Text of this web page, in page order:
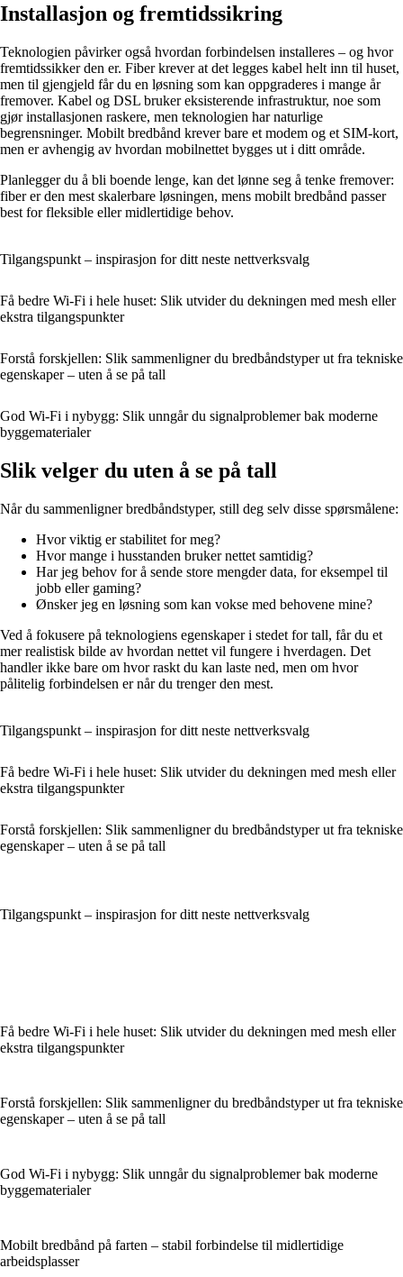
Installasjon og fremtidssikring
Teknologien påvirker også hvordan forbindelsen installeres – og hvor
fremtidssikker den er. Fiber krever at det legges kabel helt inn til huset,
men til gjengjeld får du en løsning som kan oppgraderes i mange år
fremover. Kabel og DSL bruker eksisterende infrastruktur, noe som
gjør installasjonen raskere, men teknologien har naturlige
begrensninger. Mobilt bredbånd krever bare et modem og et SIM-kort,
men er avhengig av hvordan mobilnettet bygges ut i ditt område.
Planlegger du å bli boende lenge, kan det lønne seg å tenke fremover:
fiber er den mest skalerbare løsningen, mens mobilt bredbånd passer
best for fleksible eller midlertidige behov.
Tilgangspunkt – inspirasjon for ditt neste nettverksvalg
Få bedre Wi‑Fi i hele huset: Slik utvider du dekningen med mesh eller
ekstra tilgangspunkter
Forstå forskjellen: Slik sammenligner du bredbåndstyper ut fra tekniske
egenskaper – uten å se på tall
God Wi‑Fi i nybygg: Slik unngår du signalproblemer bak moderne
byggematerialer
Slik velger du uten å se på tall
Når du sammenligner bredbåndstyper, still deg selv disse spørsmålene:
Hvor viktig er stabilitet for meg?
Hvor mange i husstanden bruker nettet samtidig?
Har jeg behov for å sende store mengder data, for eksempel til
jobb eller gaming?
Ønsker jeg en løsning som kan vokse med behovene mine?
Ved å fokusere på teknologiens egenskaper i stedet for tall, får du et
mer realistisk bilde av hvordan nettet vil fungere i hverdagen. Det
handler ikke bare om hvor raskt du kan laste ned, men om hvor
pålitelig forbindelsen er når du trenger den mest.
Tilgangspunkt – inspirasjon for ditt neste nettverksvalg
Få bedre Wi‑Fi i hele huset: Slik utvider du dekningen med mesh eller
ekstra tilgangspunkter
Forstå forskjellen: Slik sammenligner du bredbåndstyper ut fra tekniske
egenskaper – uten å se på tall
Tilgangspunkt – inspirasjon for ditt neste nettverksvalg
Få bedre Wi‑Fi i hele huset: Slik utvider du dekningen med mesh eller
ekstra tilgangspunkter
Forstå forskjellen: Slik sammenligner du bredbåndstyper ut fra tekniske
egenskaper – uten å se på tall
God Wi‑Fi i nybygg: Slik unngår du signalproblemer bak moderne
byggematerialer
Mobilt bredbånd på farten – stabil forbindelse til midlertidige
arbeidsplasser